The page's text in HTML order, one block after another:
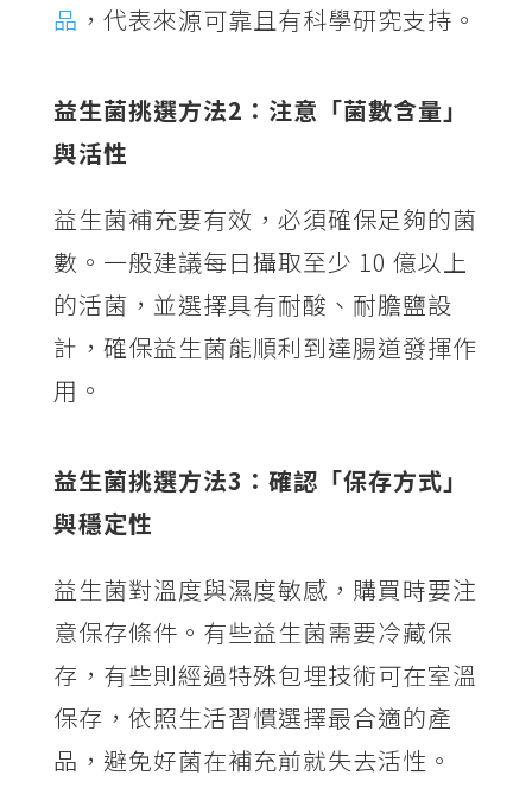
品 ，代表來源可靠且有科學研究支持。
益生菌挑選方法2：注意「菌數含量」
與活性
益生菌補充要有效，必須確保足夠的菌
數。一般建議每日攝取至少 10 億以上
的活菌，並選擇具有耐酸、耐膽鹽設
計，確保益生菌能順利到達腸道發揮作
用。
益生菌挑選方法3：確認「保存方式」
與穩定性
益生菌對溫度與濕度敏感，購買時要注
意保存條件。有些益生菌需要冷藏保
存，有些則經過特殊包埋技術可在室溫
保存，依照生活習慣選擇最合適的產
品，避免好菌在補充前就失去活性。